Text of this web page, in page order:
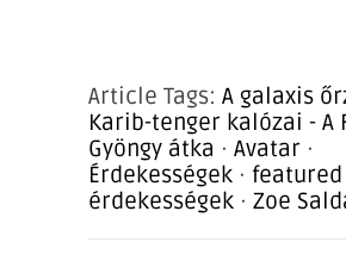
Article Tags: A galaxis
Karib-tenger kalózai - A
Gyöngy átka · Avatar ·
Érdekességek · featured
érdekességek · Zoe